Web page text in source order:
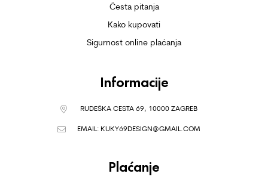
Česta pitanja
Kako kupovati
Sigurnost online plaćanja
Informacije
RUDEŠKA CESTA 69, 10000 ZAGREB
EMAIL: KUKY69DESIGN@GMAIL.COM
Plaćanje